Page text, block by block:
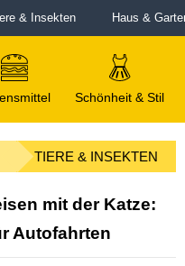
& Insekten Haus &
Schönheit & Stil
TIERE & INSEKTEN
mit der Katze:
Autofahrten